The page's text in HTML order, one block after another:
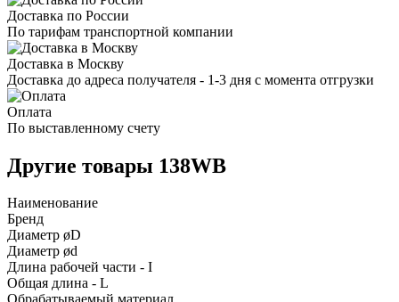
Доставка по России
По тарифам транспортной компании
Доставка в Москву
Доставка до адреса получателя - 1-3 дня с момента отгрузки
Оплата
По выставленному счету
Другие товары 138WB
Наименование
Бренд
Диаметр øD
Диаметр ød
Длина рабочей части - I
Общая длина - L